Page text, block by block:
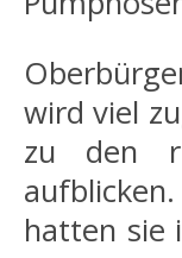
wird viel
zu den
hatten sie